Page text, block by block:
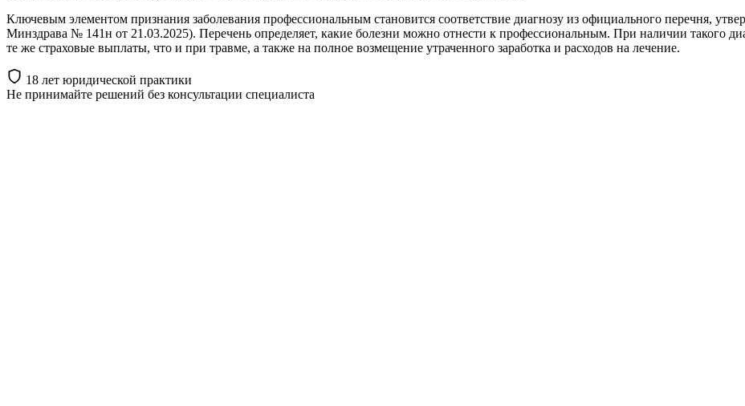
Ключевым элементом признания заболевания профессиональным становится соответствие диагнозу из официального перечня,
Минздрава № 141н от 21.03.2025). Перечень определяет, какие болезни можно отнести к профессиональным. При наличии такого
те же страховые выплаты, что и при травме, а также на полное возмещение утраченного заработка и расходов на лечение.
18 лет юридической практики
Не принимайте решений без консультации специалиста